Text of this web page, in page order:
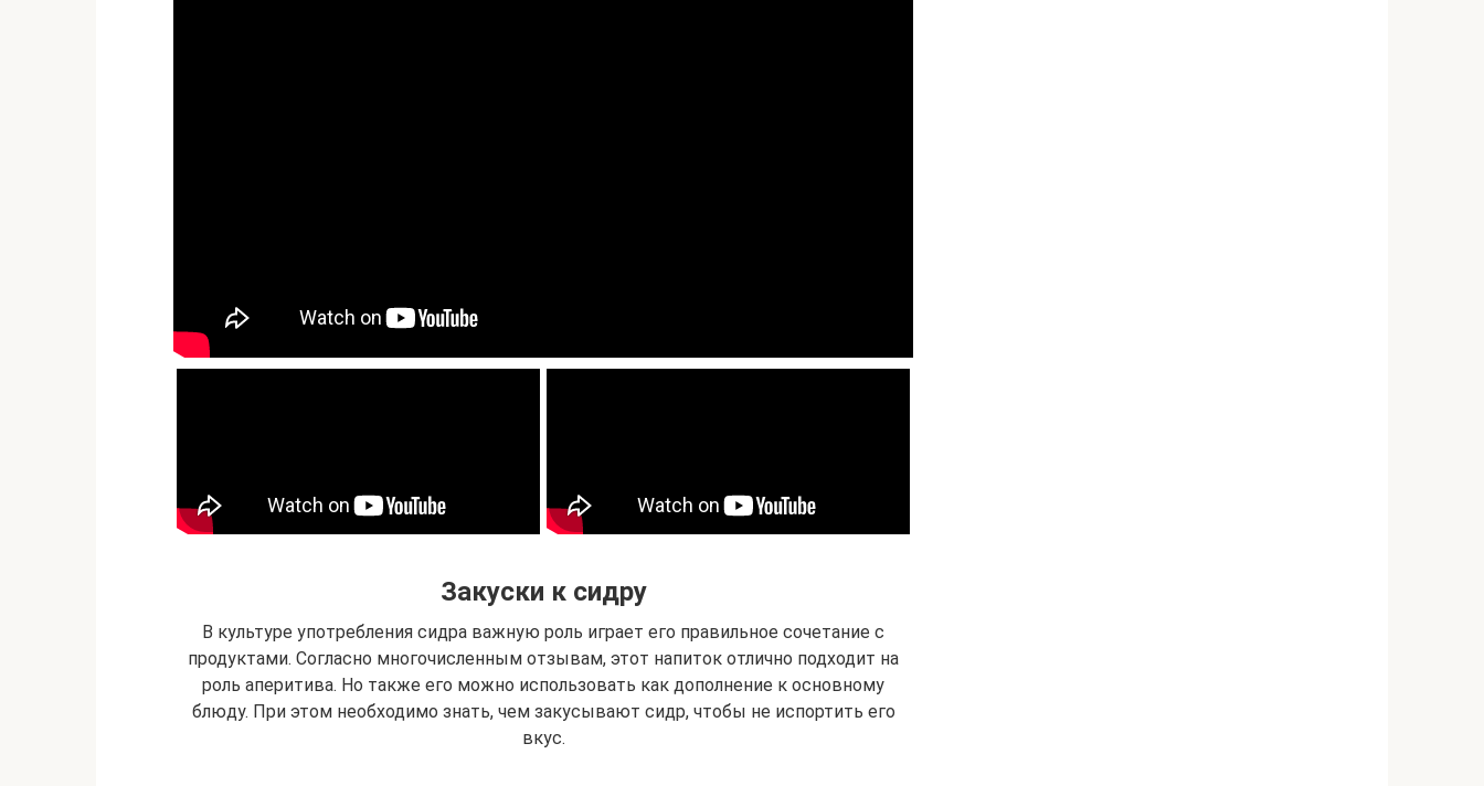
Закуски к сидру
В культуре употребления сидра важную роль играет его правильное сочетание с
продуктами. Согласно многочисленным отзывам, этот напиток отлично подходит на
роль аперитива. Но также его можно использовать как дополнение к основному
блюду. При этом необходимо знать, чем закусывают сидр­, чтобы не испортить его
вкус.